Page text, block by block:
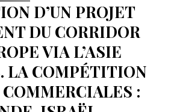
D’UN PROJET
DU CORRIDOR
VIA L’ASIE
LA COMPÉTITION
: